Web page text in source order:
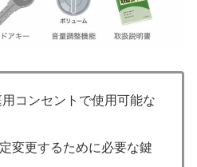
コンセントで使用可能な
変更するために必要な鍵